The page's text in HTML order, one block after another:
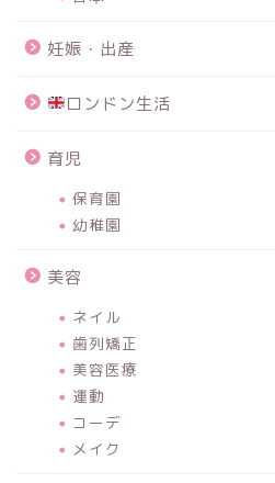
妊娠・出産
ロンドン生活
育児
保育園
幼稚園
美容
ネイル
歯列矯正
美容医療
運動
コーデ
メイク